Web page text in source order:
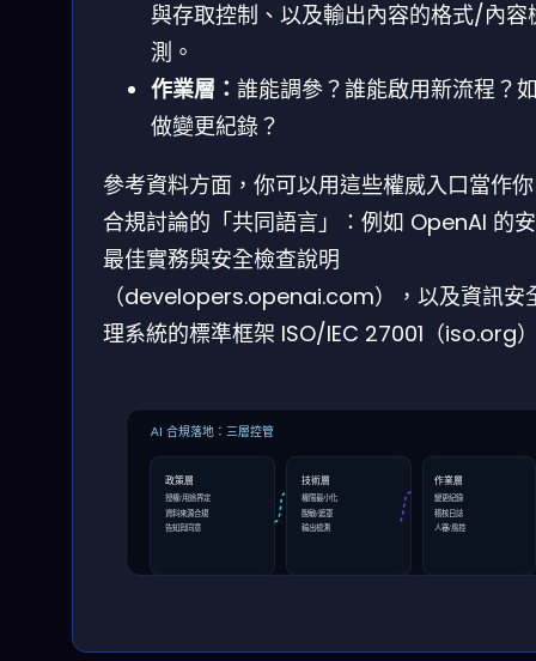
與存取控制、以及輸出內容的格式/內容
測。
作業層： 誰能調參？誰能啟用新流程？
做變更紀錄？
參考資料方面，你可以用這些權威入口當作
合規討論的「共同語言」：例如 OpenAI 的
最佳實務與安全檢查說明
（developers.openai.com），以及資訊安
理系統的標準框架 ISO/IEC 27001（iso.org
AI 合規落地：三層控管
政策層
授權/用途界定
資料來源合規
告知與同意
技術層
權限最小化
脫敏/遮罩
輸出檢測
作業層
變更紀錄
稽核日誌
人審/風控